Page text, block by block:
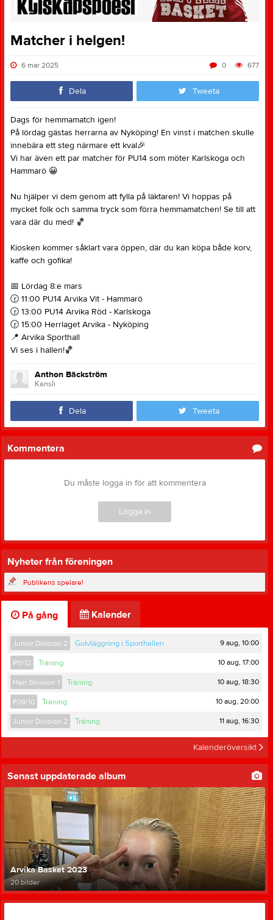
Matcher i helgen!
6 mar 2025 677
0
Dela Tweeta
Dags för hemmamatch igen!
På lördag gästas herrarna av Nyköping! En vinst i matchen skulle
innebära ett steg närmare ett kval🎉
Vi har även ett par matcher för PU14 som möter Karlskoga och
Hammarö 😀
Nu hjälper vi dem genom att fylla på läktaren! Vi hoppas på
mycket folk och samma tryck som förra hemmamatchen! Se till att
vara där du med! 🏀
Kiosken kommer såklart vara öppen, där du kan köpa både korv,
kaffe och gofika!
📅 Lördag 8:e mars
🕝 11:00 PU14 Arvika Vit - Hammarö
🕝 13:00 PU14 Arvika Röd - Karlskoga
🕝 15:00 Herrlaget Arvika - Nyköping
📍 Arvika Sporthall
Vi ses i hallen!🏀
Anthon Bäckström
Kansli
Dela Tweeta
Kommentera
Du måste logga in för att kommentera
Logga in
Nyheter från föreningen
Publikens spelare!
På gång Kalender
Junior Division 2 Golvläggning i Sporthallen 9 aug, 10:00
P11/12 Träning 10 aug, 17:00
Herr Division 1 Träning 10 aug, 18:30
F09/10 Träning 10 aug, 20:00
Junior Division 2 Träning 11 aug, 16:30
Kalenderöversikt
Senast uppdaterade album
Arvika Basket 2023
20 bilder